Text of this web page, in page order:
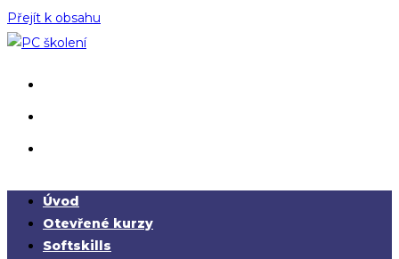
Přejít k obsahu
Úvod
Otevřené kurzy
Softskills